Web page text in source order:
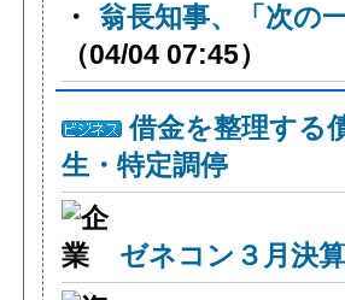
・ 翁長知事、「次
（04/04 07:45）
借金を整理する
生・特定調停
ゼネコン３月決